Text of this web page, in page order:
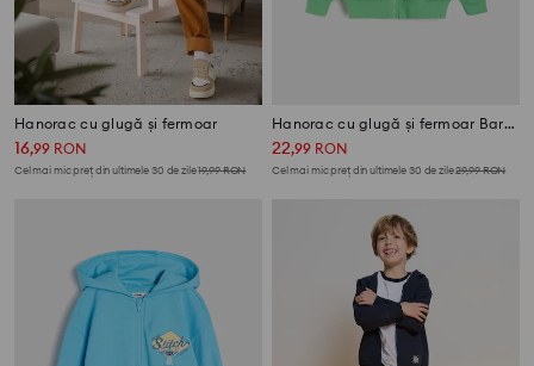
Hanorac cu glugă și fermoar
16,99 RON
Cel mai mic preț din ultimele 30 de zile19,99RON
Hanorac cu glugă și fermoar Bart The Simpsons
22,99 RON
Cel mai mic preț din ultimele 30 de zile29,99RON